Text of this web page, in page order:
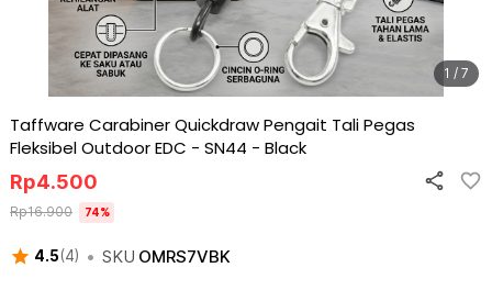
1 / 7
Taffware Carabiner Quickdraw Pengait Tali Pegas
Fleksibel Outdoor EDC - SN44 - Black
4.5(4) • SKU OMRS7VBK
Rp4.500
Rp16.900 74%